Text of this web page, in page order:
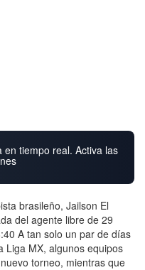
en tiempo real. Activa las
brasileño, Jailson El
del agente libre de 29
A tan solo un par de días
Liga MX, algunos equipos
torneo, mientras que